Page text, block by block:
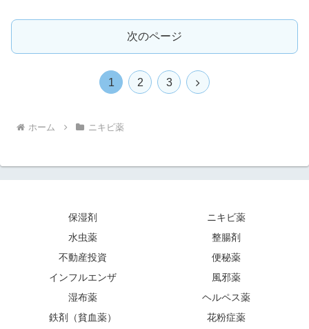
次のページ
1 2 3
次
ホーム ニキビ薬
保湿剤
ニキビ薬
水虫薬
整腸剤
不動産投資
便秘薬
インフルエンザ
風邪薬
湿布薬
ヘルペス薬
鉄剤（貧血薬）
花粉症薬